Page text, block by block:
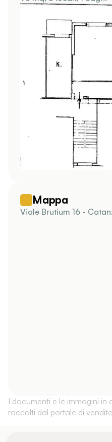
Mappa
Viale Brutium 16 -
I documenti e le immagini
raccolti dal portale di